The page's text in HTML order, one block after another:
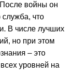
войны он
что
В числе лучших
но при этом
– это
уровней на